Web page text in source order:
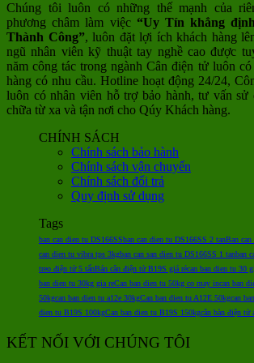
Chúng tôi luôn có những thế mạnh của
phương châm làm việc “Uy Tín khẳng
Thành Công”, luôn đặt lợi ích khách hàng
ngũ nhân viên kỹ thuật tay nghề cao được
năm công tác trong ngành Cân điện tử luôn
hàng có nhu cầu. Hotline hoạt động 24/24,
luôn có nhân viên hỗ trợ bảo hành, tư vấn sử
chữa từ xa và tận nơi cho Qúy Khách hàng.
CHÍNH SÁCH
Chính sách bảo hành
Chính sách vận chuyển
Chính sách đổi trả
Quy định sử dụng
Tags
ban can dien tu DS166SSban can dien tu DS166SS 2 tanBan
can dien tu vibra tps 3kgban can san dien tu DS166SS 1 tanban
treo điện tử 5 tấnBán cân điện tử B19S giá rẻcan ban dien tu 30
ban dien tu 30kg gia reCan ban dien tu 50kg co may incan ban
50kgcan ban dien tu a12e 30kgCan ban dien tu A12E 50kgcan
dien tu B19S 100kgCan ban dien tu B19S 150kgcân bàn điện tử
KẾT NỐI VỚI CHÚNG TÔI